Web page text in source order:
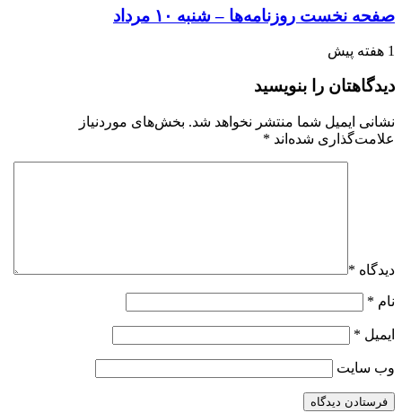
صفحه نخست روزنامه‌ها – شنبه ۱۰ مرداد
1 هفته پیش
دیدگاهتان را بنویسید
نشانی ایمیل شما منتشر نخواهد شد. بخش‌های موردنیاز
علامت‌گذاری شده‌اند *
دیدگاه *
نام *
ایمیل *
وب‌ سایت